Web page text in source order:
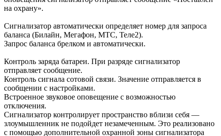
на охрану».
Сигнализатор автоматически определяет номер для запроса
баланса (Билайн, Мегафон, МТС, Теле2).
Запрос баланса брелком и автоматически.
Контроль заряда батареи. При разряде сигнализатор
отправляет сообщение.
Контроль сигнала сотовой связи. Значение отправляется в
сообщении с настройками.
Встроенное звуковое оповещение с возможностью
отключения.
Сигнализатор контролирует пространство вблизи себя —
злоумышленник не подойдет незамеченным. Это реализовано
с помощью дополнительной охранной зоны сигнализатора